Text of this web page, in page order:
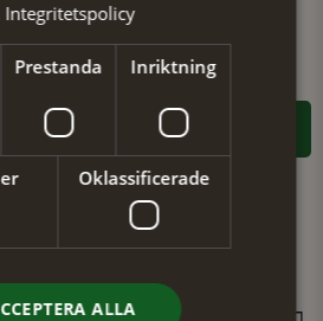
I VARUKORGEN
Fri frakt från 499 kr
inom 1-2 vardagar
lager i Jönköping
Integritetspolicy
Prestanda Inriktning
Oklassificerade
ALLA